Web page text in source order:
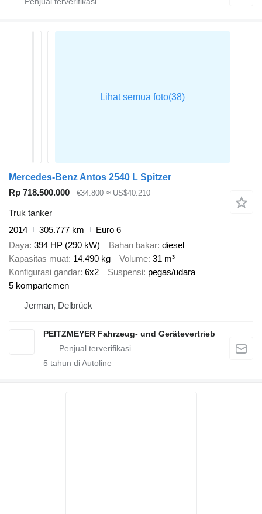
Mercedes-Benz Antos 2540 L Spitzer
Rp 718.500.000
€34.800 ≈ US$40.210
Truk tanker
2014
305.777 km
Euro 6
Daya 394 HP (290 kW) Bahan bakar diesel
Kapasitas muat 14.490 kg Volume 31 m³
Konfigurasi gandar 6x2 Suspensi pegas/udara
5 kompartemen
Jerman, Delbrück
PEITZMEYER Fahrzeug- und Gerätevertrieb
5 tahun di Autoline